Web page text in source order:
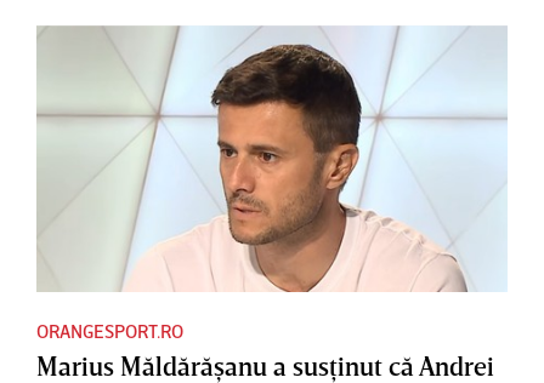
ORANGESPORT.RO
Marius Măldărăşanu a susţinut că Andrei